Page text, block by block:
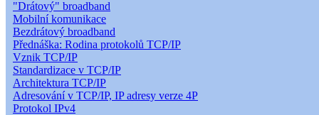
"Drátový" broadband
Mobilní komunikace
Bezdrátový broadband
Přednáška: Rodina protokolů TCP/IP
Vznik TCP/IP
Standardizace v TCP/IP
Architektura TCP/IP
Adresování v TCP/IP, IP adresy verze 4P
Protokol IPv4